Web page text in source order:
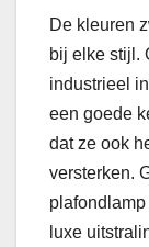
De kleuren
bij elke stijl.
industrieel
een goede
dat ze ook
versterken.
luxe